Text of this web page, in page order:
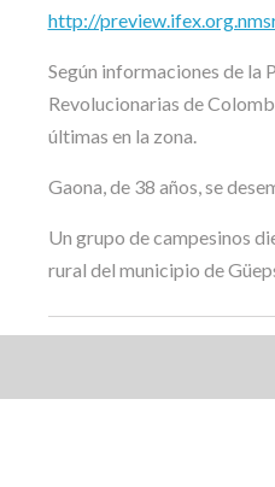
http://
Según informaciones de la
Revolucionarias de
últimas en la zona.
Gaona, de 38 años, se
Un grupo de campesinos
rural del municipio de